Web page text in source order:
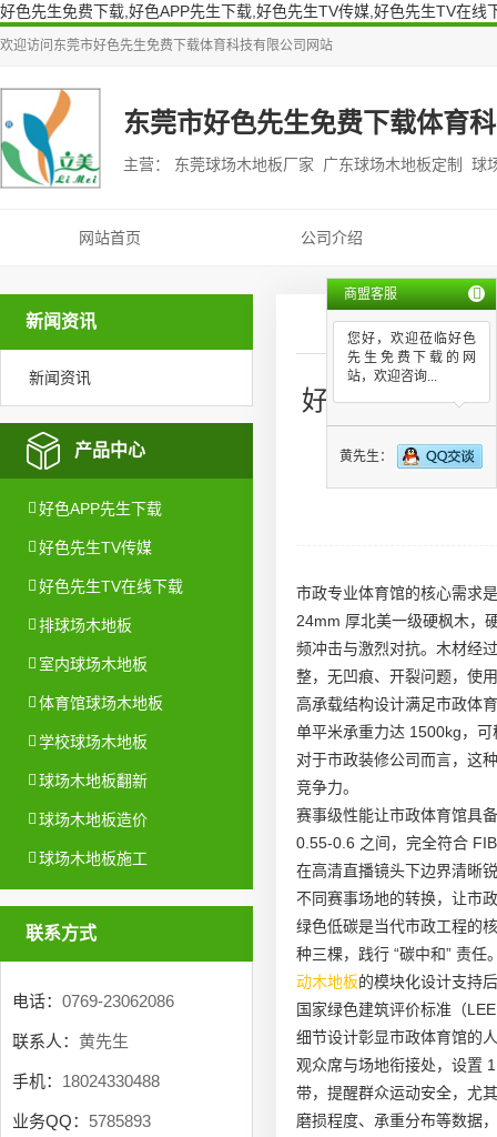
好色先生免费下载,好色APP先生下载,好色先生TV传媒,好色先生TV在线
欢迎访问 东莞市好色先生免费下载体育科技有限公司 网站
东莞市好色先生免费下载体育
主营： 东莞球场木地板厂家 广东球场木地板定制 球
网站首页 公司介绍
新闻资讯
新闻资讯
产品中心
好色APP先生下载
好色先生TV传媒
好色先生TV在线下载
排球场木地板
室内球场木地板
体育馆球场木地板
学校球场木地板
球场木地板翻新
球场木地板造价
球场木地板施工
联系方式
电话： 0769-23062086
联系人： 黄先生
手机： 18024330488
业务QQ： 5785893
好色先生免费
市政专业体育馆的核心需求
24mm 厚北美一级硬枫木，
频冲击与激烈对抗。木材经
整，无凹痕、开裂问题，使
高承载结构设计满足市政体
单平米承重力达 1500kg，
对于市政装修公司而言，这
竞争力。
赛事级性能让市政体育馆具
0.55-0.6 之间，完全符合
在高清直播镜头下边界清晰
不同赛事场地的转换，让市
绿色低碳是当代市政工程的
种三棵，践行 “碳中和” 责
动木地板的模块化设计支持
国家绿色建筑评价标准（
细节设计彰显市政体育馆的
观众席与场地衔接处，设置
带，提醒群众运动安全，尤
磨损程度、承重分布等数据
商盟客服
您好，欢迎莅临好色
先生免费下载的网
站，欢迎咨询...
黄先生：